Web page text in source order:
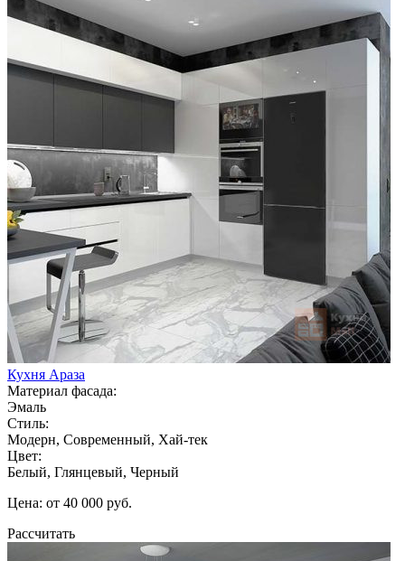
Кухня Араза
Материал фасада:
Эмаль
Стиль:
Модерн, Современный, Хай-тек
Цвет:
Белый, Глянцевый, Черный
Цена: от 40 000 руб.
Рассчитать